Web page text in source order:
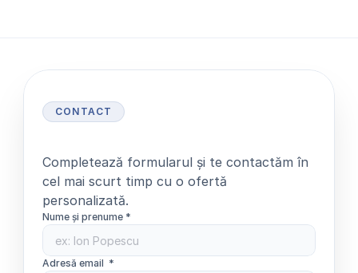
CONTACT
Completează formularul și te contactăm în
cel mai scurt timp cu o ofertă
personalizată.
Nume și prenume *
Adresă email  *